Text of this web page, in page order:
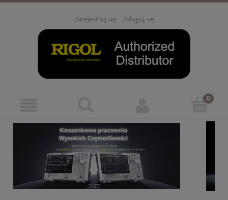
Zarejestruj się Zaloguj się